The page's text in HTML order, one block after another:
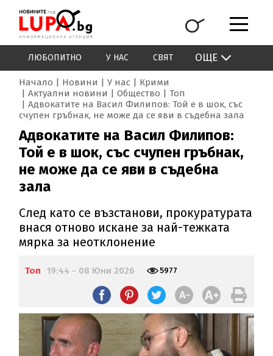
ЛЮБОПИТНО У НАС СВЯТ ОЩЕ
Начало Новини У нас
Крими
Актуални новини
Общество
Топ
Адвокатите на Васил Филипов: Той е в шок, със
счупен гръбнак, не може да се яви в съдебна зала
Адвокатите на Васил Филипов:
Той е в шок, със счупен гръбнак,
не може да се яви в съдебна
зала
След като се възстанови, прокуратурата
внася отново искане за най-тежката
мярка за неотклонение
Топ 19:44 - 08 Юни 2026 5977